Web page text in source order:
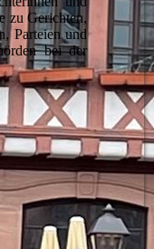
zu Gerichten,
Parteien und
bei der